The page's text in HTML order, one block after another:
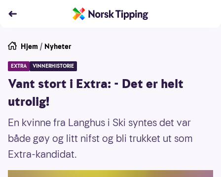
Hjem / Nyheter
EXTRA VINNERHISTORIE
Vant stort i Extra: - Det er helt
utrolig!
En kvinne fra Langhus i Ski syntes det var
både gøy og litt nifst og bli trukket ut som
Extra-kandidat.